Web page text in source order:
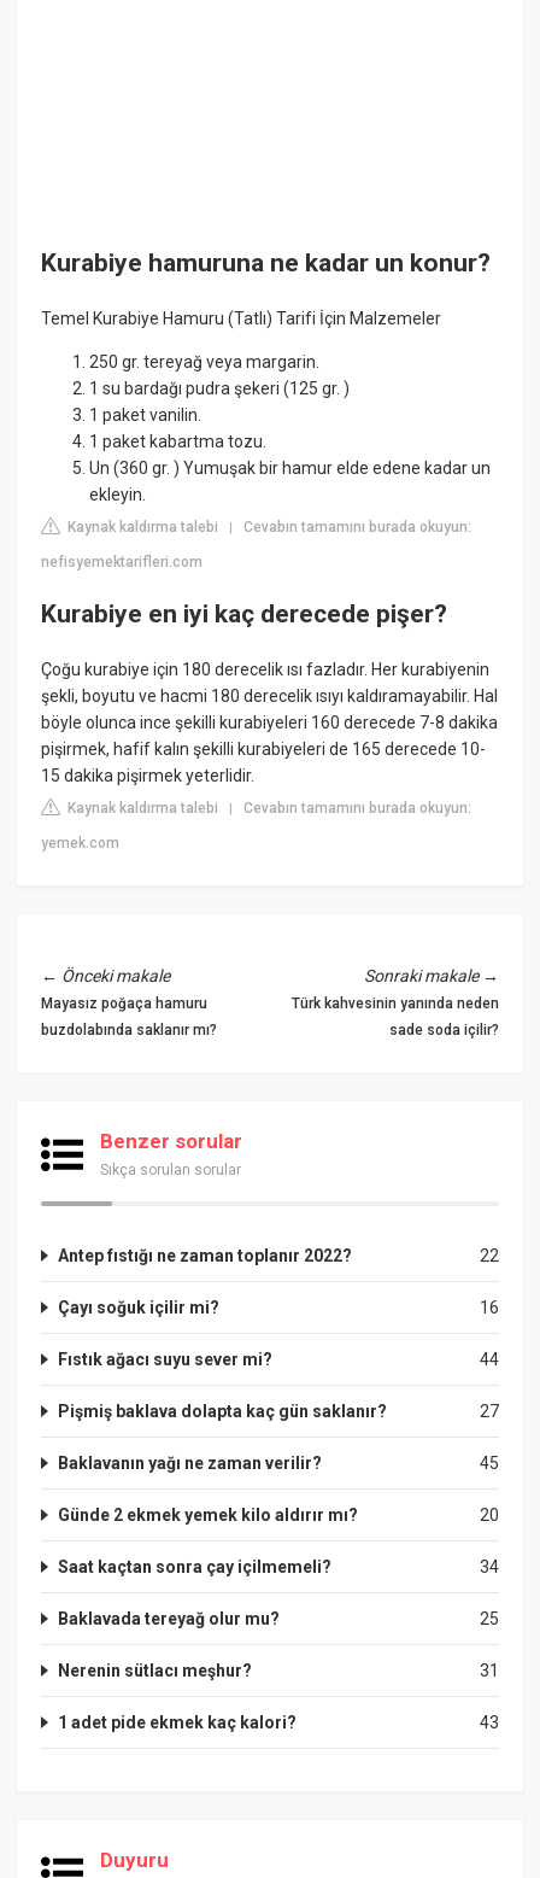
Kurabiye hamuruna ne kadar un konur?
Temel Kurabiye Hamuru (Tatlı) Tarifi İçin Malzemeler
250 gr. tereyağ veya margarin.
1 su bardağı pudra şekeri (125 gr. )
1 paket vanilin.
1 paket kabartma tozu.
Un (360 gr. ) Yumuşak bir hamur elde edene kadar un
ekleyin.
Kaynak kaldırma talebi |Cevabın tamamını burada okuyun:
nefisyemektarifleri.com
Kurabiye en iyi kaç derecede pişer?
Çoğu kurabiye için 180 derecelik ısı fazladır. Her kurabiyenin
şekli, boyutu ve hacmi 180 derecelik ısıyı kaldıramayabilir. Hal
böyle olunca ince şekilli kurabiyeleri 160 derecede 7-8 dakika
pişirmek, hafif kalın şekilli kurabiyeleri de 165 derecede 10-
15 dakika pişirmek yeterlidir.
Kaynak kaldırma talebi |Cevabın tamamını burada okuyun:
yemek.com
← Önceki makale
Mayasız poğaça hamuru
buzdolabında saklanır mı?
Sonraki makale→
Türk kahvesinin yanında neden
sade soda içilir?
Benzer sorular
Sıkça sorulan sorular
22
Antep fıstığı ne zaman toplanır 2022?
16
Çayı soğuk içilir mi?
44
Fıstık ağacı suyu sever mi?
27
Pişmiş baklava dolapta kaç gün saklanır?
45
Baklavanın yağı ne zaman verilir?
20
Günde 2 ekmek yemek kilo aldırır mı?
34
Saat kaçtan sonra çay içilmemeli?
25
Baklavada tereyağ olur mu?
31
Nerenin sütlacı meşhur?
43
1 adet pide ekmek kaç kalori?
Duyuru